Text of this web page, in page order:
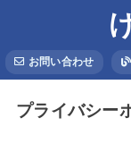
お問い合わせ
プライバシー